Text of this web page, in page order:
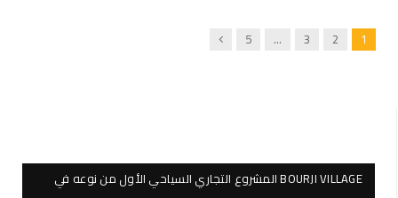
1
2
3
…
5
Next
BOURJI VILLAGE المشروع التجاري السياحي الأول من نوعه في